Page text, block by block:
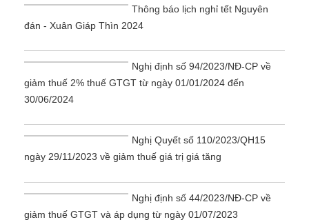
Thông báo lịch nghỉ tết Nguyên
đán - Xuân Giáp Thìn 2024
Nghị định số 94/2023/NĐ-CP về
giảm thuế 2% thuế GTGT từ ngày 01/01/2024 đến
30/06/2024
Nghị Quyết số 110/2023/QH15
ngày 29/11/2023 về giảm thuế giá trị giá tăng
Nghị định số 44/2023/NĐ-CP về
giảm thuế GTGT và áp dụng từ ngày 01/07/2023